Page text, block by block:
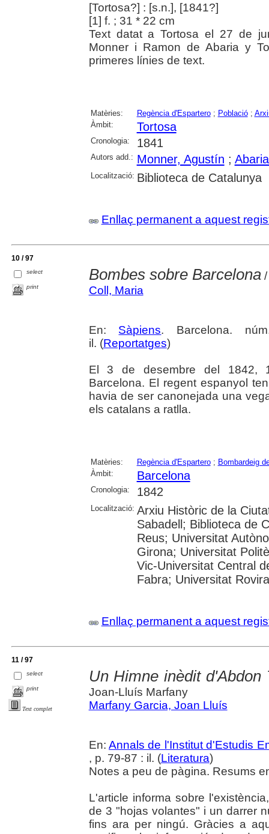
[Tortosa?] : [s.n.], [1841?]
[1] f. ; 31 * 22 cm
Text datat a Tortosa el 27 de
Monner i Ramon de Abaria y
primeres línies de text.
Matèries: Regència d'Espartero; Població;
Àmbit:
Tortosa
Cronologia: 1841
Autors add.: Monner, Agustín ;
Localització: Biblioteca de Catalunya
Enllaç permanent a aquest
10 / 97
select
print
Bombes sobre Barcelona/
Coll, Maria
En: Sàpiens. Barcelona.
il. (Reportatges)
El 3 de desembre del 1842,
Barcelona. El regent espanyol
havia de ser canonejada una
els catalans a ratlla.
Matèries: Regència d'Espartero; Bombardeig
Àmbit:
Barcelona
Cronologia: 1842
Localització: Arxiu Històric de la
Sabadell; Biblioteca de
Reus; Universitat
Girona; Universitat
Vic-Universitat Central
Fabra; Universitat
Enllaç permanent a aquest
11 / 97
select
print
Text complet
Un Himne inèdit
Joan-Lluís Marfany
Marfany Garcia, Joan Lluís
En:Annals de l'Institut d'Estudis
, p. 79-87 : il. (Literatura)
Notes a peu de pàgina. Resums
L'article informa sobre
de 3 "hojas volantes" i un darrer
fins ara per ningú. Gràcies a